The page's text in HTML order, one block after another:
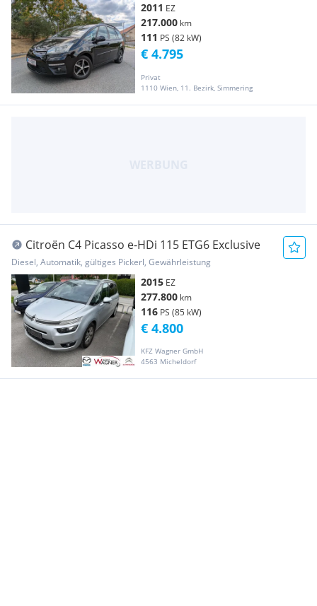
2011 EZ
217.000 km
111 PS (82 kW)
Privat
1110 Wien, 11. Bezirk, Simmering
€ 4.795
Citroën C4 Picasso e-HDi 115 ETG6 Exclusive
Diesel, Automatik, gültiges Pickerl, Gewährleistung
2015 EZ
277.800 km
116 PS (85 kW)
KFZ Wagner GmbH
4563 Micheldorf
€ 4.800